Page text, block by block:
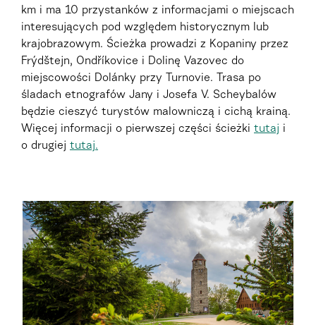
km i ma 10 przystanków z informacjami o miejscach
interesujących pod względem historycznym lub
krajobrazowym. Ścieżka prowadzi z Kopaniny przez
Frýdštejn, Ondříkovice i Dolinę Vazovec do
miejscowości Dolánky przy Turnovie. Trasa po
śladach etnografów Jany i Josefa V. Scheybalów
będzie cieszyć turystów malowniczą i cichą krainą.
Więcej informacji o pierwszej części ścieżki tutaj i
o drugiej tutaj.